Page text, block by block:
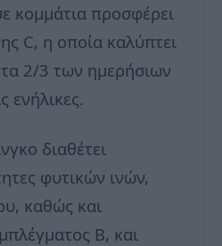
κομμάτια προσφέρει
C, η οποία καλύπτει
2/3 των ημερήσιων
ενήλικες.
διαθέτει
φυτικών ινών,
καθώς και
Β, και